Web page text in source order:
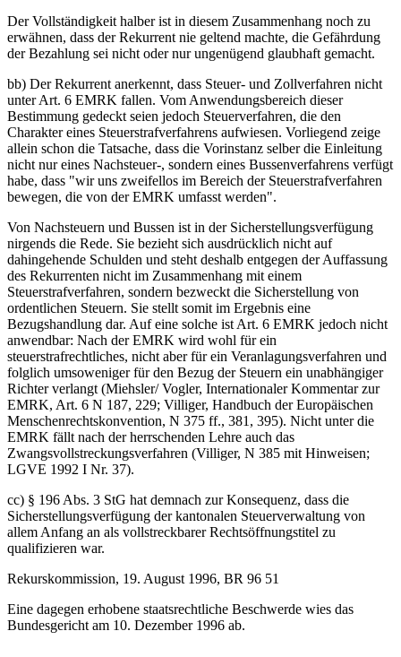
Der Vollständigkeit halber ist in diesem Zusammenhang noch zu
erwähnen, dass der Rekurrent nie geltend machte, die Gefährdung
der Bezahlung sei nicht oder nur ungenügend glaubhaft gemacht.
bb) Der Rekurrent anerkennt, dass Steuer- und Zollverfahren nicht
unter Art. 6 EMRK fallen. Vom Anwendungsbereich dieser
Bestimmung gedeckt seien jedoch Steuerverfahren, die den
Charakter eines Steuerstrafverfahrens aufwiesen. Vorliegend zeige
allein schon die Tatsache, dass die Vorinstanz selber die Einleitung
nicht nur eines Nachsteuer-, sondern eines Bussenverfahrens verfügt
habe, dass "wir uns zweifellos im Bereich der Steuerstrafverfahren
bewegen, die von der EMRK umfasst werden".
Von Nachsteuern und Bussen ist in der Sicherstellungsverfügung
nirgends die Rede. Sie bezieht sich ausdrücklich nicht auf
dahingehende Schulden und steht deshalb entgegen der Auffassung
des Rekurrenten nicht im Zusammenhang mit einem
Steuerstrafverfahren, sondern bezweckt die Sicherstellung von
ordentlichen Steuern. Sie stellt somit im Ergebnis eine
Bezugshandlung dar. Auf eine solche ist Art. 6 EMRK jedoch nicht
anwendbar: Nach der EMRK wird wohl für ein
steuerstrafrechtliches, nicht aber für ein Veranlagungsverfahren und
folglich umsoweniger für den Bezug der Steuern ein unabhängiger
Richter verlangt (Miehsler/ Vogler, Internationaler Kommentar zur
EMRK, Art. 6 N 187, 229; Villiger, Handbuch der Europäischen
Menschenrechtskonvention, N 375 ff., 381, 395). Nicht unter die
EMRK fällt nach der herrschenden Lehre auch das
Zwangsvollstreckungsverfahren (Villiger, N 385 mit Hinweisen;
LGVE 1992 I Nr. 37).
cc) § 196 Abs. 3 StG hat demnach zur Konsequenz, dass die
Sicherstellungsverfügung der kantonalen Steuerverwaltung von
allem Anfang an als vollstreckbarer Rechtsöffnungstitel zu
qualifizieren war.
Rekurskommission, 19. August 1996, BR 96 51
Eine dagegen erhobene staatsrechtliche Beschwerde wies das
Bundesgericht am 10. Dezember 1996 ab.